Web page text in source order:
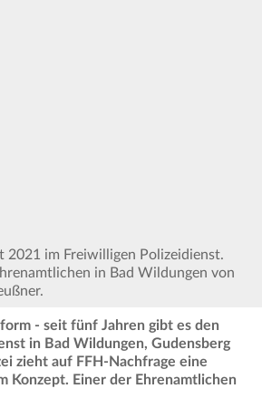
2021 im Freiwilligen Polizeidienst.
in Bad Wildungen von
- seit fünf Jahren gibt es den
in Bad Wildungen, Gudensberg
zieht auf FFH-Nachfrage eine
Konzept. Einer der Ehrenamtlichen